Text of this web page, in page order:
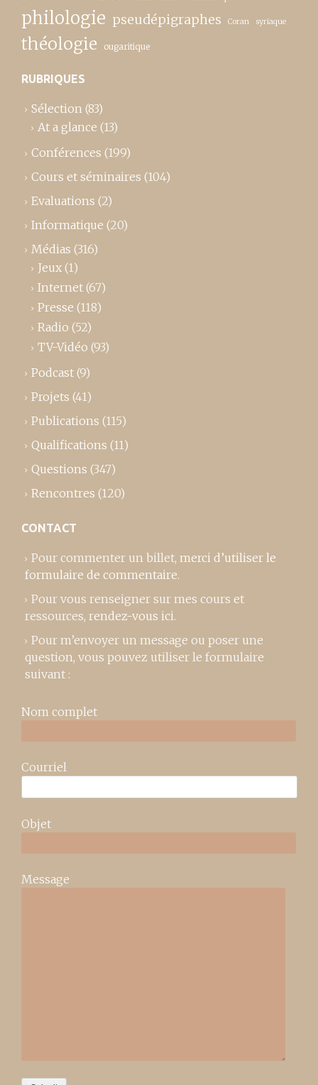
philologie pseudépigraphes Coran syriaque
théologie ougaritique
RUBRIQUES
Sélection (83)
At a glance (13)
Conférences (199)
Cours et séminaires (104)
Evaluations (2)
Informatique (20)
Médias (316)
Jeux (1)
Internet (67)
Presse (118)
Radio (52)
TV-Vidéo (93)
Podcast (9)
Projets (41)
Publications (115)
Qualifications (11)
Questions (347)
Rencontres (120)
CONTACT
Pour commenter un billet, merci d’utiliser le
formulaire de commentaire.
Pour vous renseigner sur mes cours et
ressources, rendez-vous ici.
Pour m’envoyer un message ou poser une
question, vous pouvez utiliser le formulaire
suivant :
Nom complet
Courriel
Objet
Message